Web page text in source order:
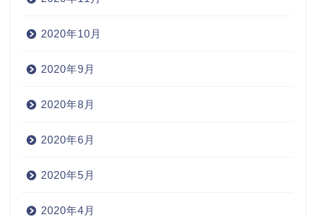
2020年10月
2020年9月
2020年8月
2020年6月
2020年5月
2020年4月